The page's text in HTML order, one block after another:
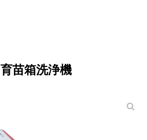
育苗箱洗浄機